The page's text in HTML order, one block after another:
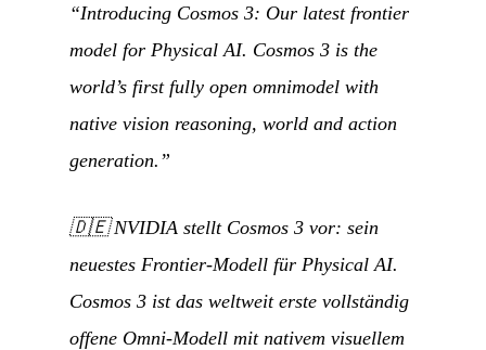
“Introducing Cosmos 3: Our latest frontier
model for Physical AI. Cosmos 3 is the
world’s first fully open omnimodel with
native vision reasoning, world and action
generation.”
🇩🇪NVIDIA stellt Cosmos 3 vor: sein
neuestes Frontier-Modell für Physical AI.
Cosmos 3 ist das weltweit erste vollständig
offene Omni-Modell mit nativem visuellem